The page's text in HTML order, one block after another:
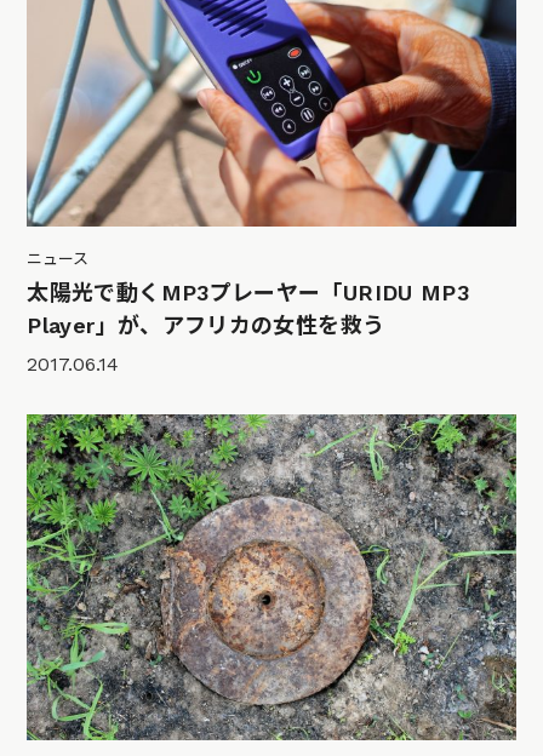
ニュース
太陽光で動くMP3プレーヤー「URIDU MP3
Player」が、アフリカの女性を救う
2017.06.14